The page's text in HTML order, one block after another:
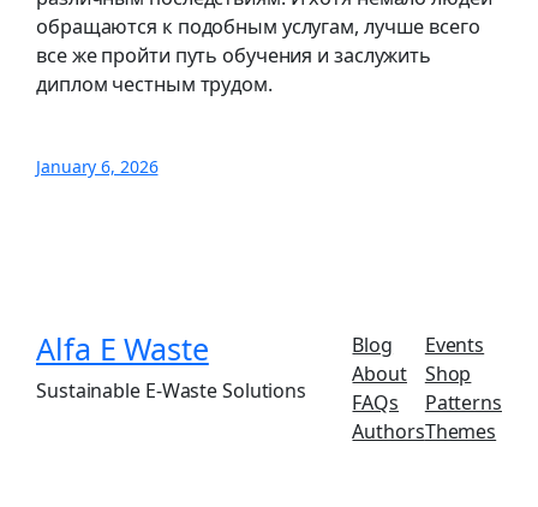
обращаются к подобным услугам, лучше всего
все же пройти путь обучения и заслужить
диплом честным трудом.
January 6, 2026
Alfa E Waste
Sustainable E-Waste Solutions
Blog
About
FAQs
Authors
Events
Shop
Patterns
Themes